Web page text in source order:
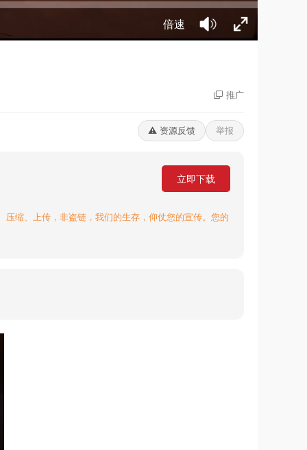
倍速
推广
⚠️ 资源反馈 举报
立即下载
缩、上传，非盗链，我们的生存，仰仗您的宣传。您的